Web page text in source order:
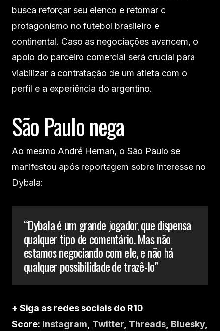
busca reforçar seu elenco e retomar o
protagonismo no futebol brasileiro e
continental. Caso as negociações avancem, o
apoio do parceiro comercial será crucial para
viabilizar a contratação de um atleta com o
perfil e a experiência do argentino.
São Paulo nega
Ao mesmo André Hernan, o São Paulo se
manifestou após reportagem sobre interesse no
Dybala:
“Dybala é um grande jogador, que dispensa
qualquer tipo de comentário. Mas não
estamos negociando com ele, e não há
qualquer possibilidade de trazê-lo”
+ Siga as redes sociais do R10
Score: Instagram Twitter Threads Bluesky,